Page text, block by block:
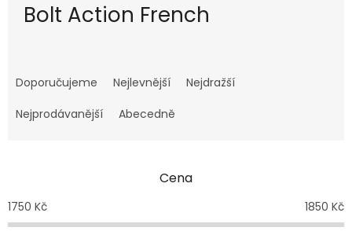
Bolt Action French
a
e
o
d
Doporučujeme Nejlevnější
Nejdražší
Nejprodávanější
Abecedně
Cena
1750 Kč 1850 Kč